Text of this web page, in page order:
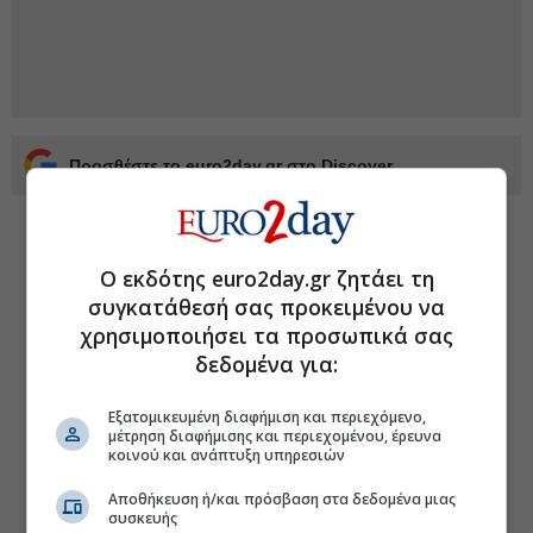
Προσθέστε το euro2day.gr στο Discover
Ο εκδότης euro2day.gr ζητάει τη
συγκατάθεσή σας προκειμένου να
χρησιμοποιήσει τα προσωπικά σας
δεδομένα για:
Εξατομικευμένη διαφήμιση και περιεχόμενο,
μέτρηση διαφήμισης και περιεχομένου, έρευνα
κοινού και ανάπτυξη υπηρεσιών
Αποθήκευση ή/και πρόσβαση στα δεδομένα μιας
συσκευής